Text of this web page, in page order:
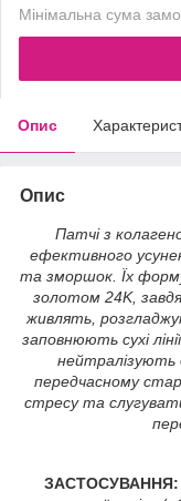
Мінімальна сума
Опис
Опис
Патчі з
ефективного
та зморшок. Їх
золотом 24K,
живлять,
заповнюють сухі
нейтралізують
передчасному
стресу та
ЗАСТОСУВАННЯ: